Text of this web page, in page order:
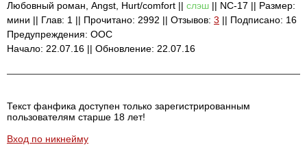
Любовный роман, Angst, Hurt/comfort || слэш || NC-17 || Размер:
мини || Глав: 1 || Прочитано: 2992 || Отзывов: 3 || Подписано: 16
Предупреждения: ООС
Начало: 22.07.16 || Обновление: 22.07.16
Текст фанфика доступен только зарегистрированным
пользователям старше 18 лет!
Вход по никнейму